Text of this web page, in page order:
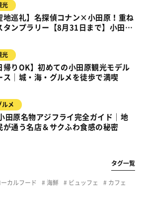
光
地巡礼】名探偵コナン×小田原！重ね
タンプラリー【8月31日まで】小田
光
帰りOK】初めての小田原観光モデル
ス｜城・海・グルメを徒歩で満喫
ルメ
田原名物アジフライ完全ガイド｜地
が通う名店＆サクふわ食感の秘密
タグ一覧
ーカルフード 海鮮 ビュッフェ
カフェ